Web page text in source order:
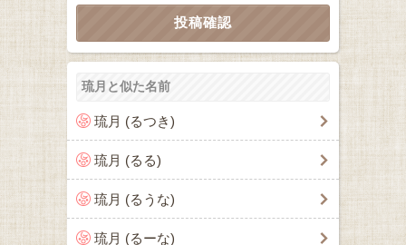
琉月と似た名前
琉月 (るつき)
琉月 (るる)
琉月 (るうな)
琉月 (るーな)